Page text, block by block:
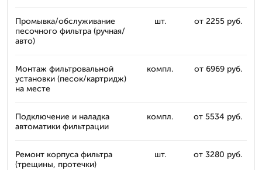
Промывка/обслуживание
песочного фильтра (ручная/
авто)
шт. от 2255 руб.
Монтаж фильтровальной
установки (песок/картридж)
на месте
компл. от 6969 руб.
Подключение и наладка
автоматики фильтрации
компл. от 5534 руб.
Ремонт корпуса фильтра
(трещины, протечки)
шт. от 3280 руб.